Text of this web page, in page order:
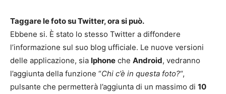
Taggare le foto su Twitter, ora si può.
Ebbene si. È stato lo stesso Twitter a diffondere
l’informazione sul suo blog ufficiale. Le nuove versioni
delle applicazione, sia Iphone che Android, vedranno
l’aggiunta della funzione “Chi c’è in questa foto?“,
pulsante che permetterà l’aggiunta di un massimo di 10